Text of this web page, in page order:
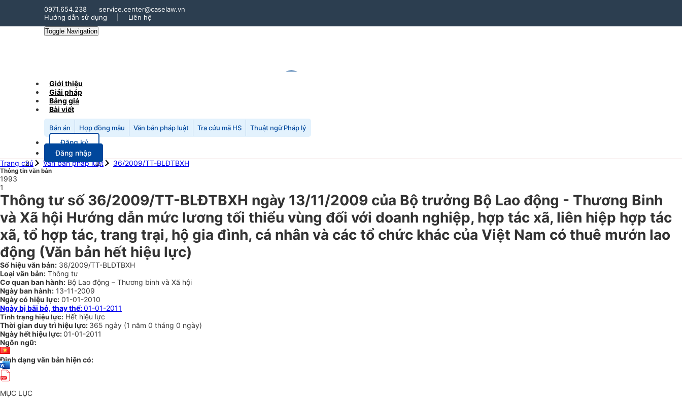
0971.654.238
service.center@caselaw.vn
Hướng dẫn sử dụng
Liên hệ
Toggle Navigation
Giới thiệu
Giải pháp
Bảng giá
Bài viết
Bản án Hợp đồng mẫu Văn bản pháp luật Tra cứu mã HS Thuật ngữ Pháp lý
Đăng ký
Đăng nhập
Trang chủ
Văn bản pháp luật 36/2009/TT-BLĐTBXH
Thông tin văn bản
1993
1
Thông tư số 36/2009/TT-BLĐTBXH ngày 13/11/2009 của Bộ trưởng Bộ Lao động - Thương Binh
và Xã hội Hướng dẫn mức lương tối thiểu vùng đối với doanh nghiệp, hợp tác xã, liên hiệp hợp tác
xã, tổ hợp tác, trang trại, hộ gia đình, cá nhân và các tổ chức khác của Việt Nam có thuê mướn lao
động (Văn bản hết hiệu lực)
Số hiệu văn bản: 36/2009/TT-BLĐTBXH
Loại văn bản: Thông tư
Cơ quan ban hành: Bộ Lao động – Thương binh và Xã hội
Ngày ban hành: 13-11-2009
Ngày có hiệu lực: 01-01-2010
Ngày bị bãi bỏ, thay thế:01-01-2011
Tình trạng hiệu lực: Hết hiệu lực
Thời gian duy trì hiệu lực: 365 ngày (1 năm 0 tháng 0 ngày)
Ngày hết hiệu lực:01-01-2011
Ngôn ngữ:
Định dạng văn bản hiện có:
MỤC LỤC